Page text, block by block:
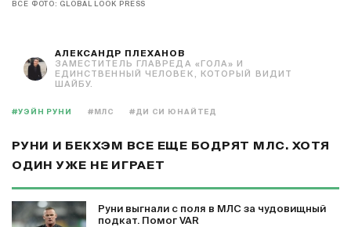
ВСЕ ФОТО: GLOBAL LOOK PRESS
АЛЕКСАНДР ПЛЕХАНОВ
ЗАМЕСТИТЕЛЬ ГЛАВРЕДА «ГОЛА» И
ЕДИНСТВЕННЫЙ ЧЕЛОВЕК, КОТОРЫЙ ВИДИТ
ШАЙБУ.
#УЭЙН РУНИ #МЛС #ДИ СИ ЮНАЙТЕД
РУНИ И БЕКХЭМ ВСЕ ЕЩЕ БОДРЯТ МЛС. ХОТЯ
ОДИН УЖЕ НЕ ИГРАЕТ
Руни выгнали с поля в МЛС за чудовищный
подкат. Помог VAR